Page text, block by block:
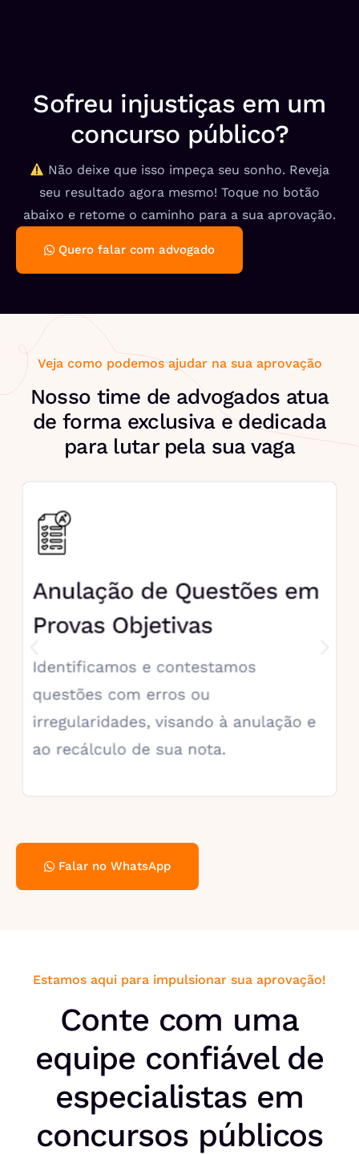
Sofreu injustiças em um
concurso público?
Não deixe que isso impeça seu sonho. Reveja
seu resultado agora mesmo! Toque no botão
abaixo e retome o caminho para a sua aprovação.
Quero falar com advogado
Veja como podemos ajudar na sua aprovação
Nosso time de advogados atua
de forma exclusiva e dedicada
para lutar pela sua vaga
Falar no WhatsApp
Estamos aqui para impulsionar sua aprovação!
Conte com uma
equipe confiável de
especialistas em
concursos públicos